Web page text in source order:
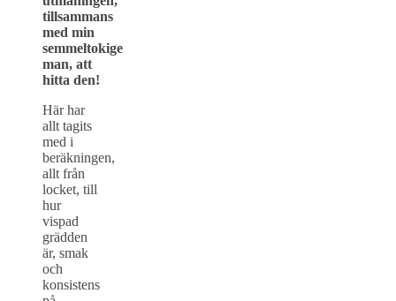
tillsammans
med min
semmeltokige
man, att
hitta den!
Här har
allt tagits
med i
beräkningen,
allt från
locket, till
hur
vispad
grädden
är, smak
och
konsistens